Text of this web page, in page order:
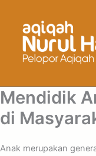
Mendidik
di
Anak merupakan